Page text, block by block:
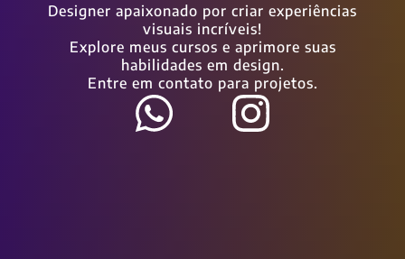
Designer apaixonado por criar experiências
visuais incríveis!
Explore meus cursos e aprimore suas
habilidades em design.
Entre em contato para projetos.